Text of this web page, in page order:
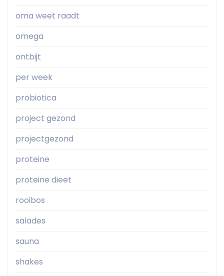
oma weet raadt
omega
ontbijt
per week
probiotica
project gezond
projectgezond
proteine
proteine dieet
rooibos
salades
sauna
shakes